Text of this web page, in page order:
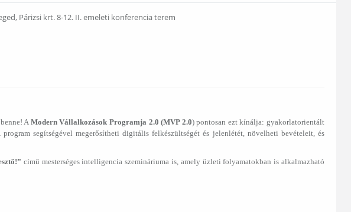
Párizsi krt. 8-12. II. emeleti konferencia terem
A Modern Vállalkozások Programja 2.0 (MVP 2.0) pontosan ezt kínálja: gyakorlatorientált
segítségével megerősítheti digitális felkészültségét és jelenlétét, növelheti bevételeit, és
című mesterséges intelligencia szemináriuma is, amely üzleti folyamatokban is alkalmazható